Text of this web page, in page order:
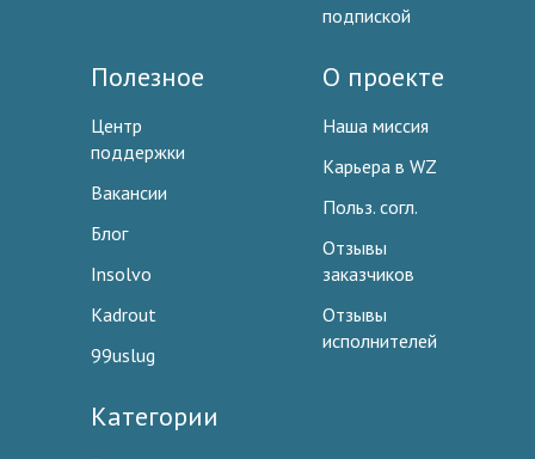
подпиской
Полезное
Центр
поддержки
Вакансии
Блог
Insolvo
Kadrout
99uslug
О проекте
Наша миссия
Карьера в WZ
Польз. согл.
Отзывы
заказчиков
Отзывы
исполнителей
Категории